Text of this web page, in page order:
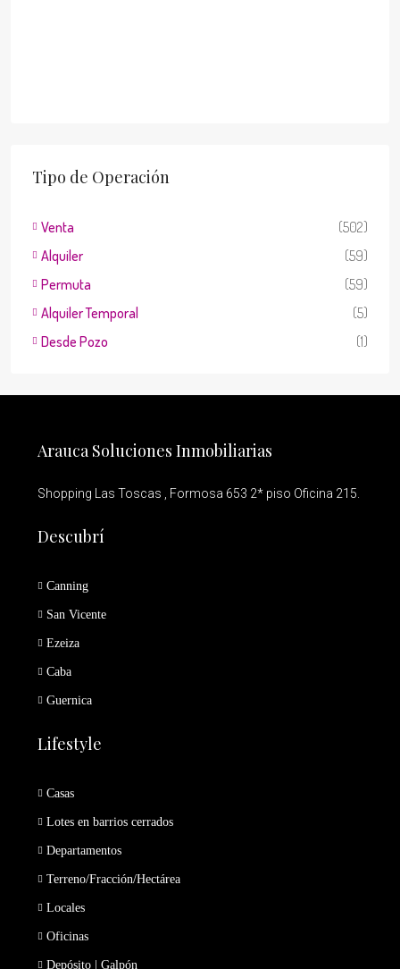
Tipo de Operación
Venta
(502)
Alquiler
(59)
Permuta
(59)
Alquiler Temporal
(5)
Desde Pozo
(1)
Arauca Soluciones Inmobiliarias
Shopping Las Toscas , Formosa 653 2* piso Oficina 215.
Descubrí
Canning
San Vicente
Ezeiza
Caba
Guernica
Lifestyle
Casas
Lotes en barrios cerrados
Departamentos
Terreno/Fracción/Hectárea
Locales
Oficinas
Depósito | Galpón